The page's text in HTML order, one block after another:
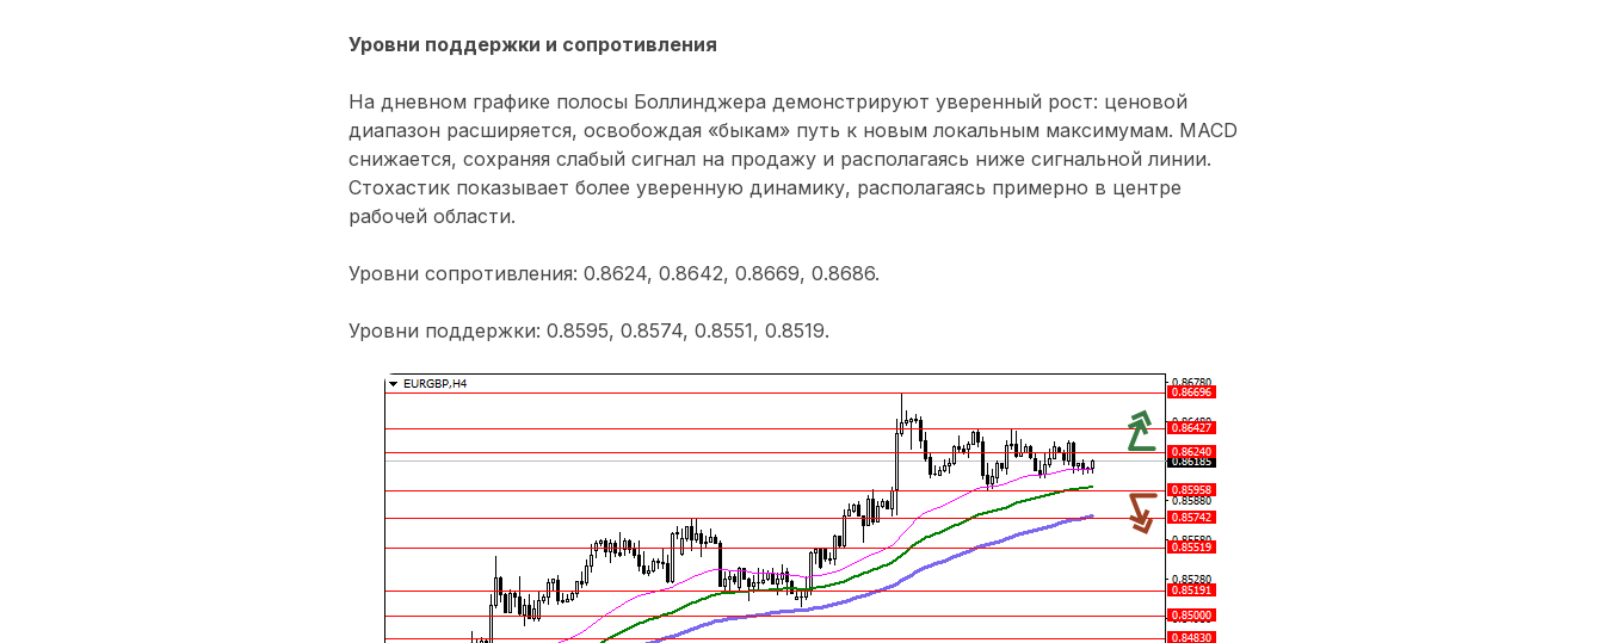
Уровни поддержки и сопротивления
На дневном графике полосы Боллинджера демонстрируют уверенный рост: ценовой
диапазон расширяется, освобождая «быкам» путь к новым локальным максимумам. MACD
снижается, сохраняя слабый сигнал на продажу и располагаясь ниже сигнальной линии.
Стохастик показывает более уверенную динамику, располагаясь примерно в центре
рабочей области.
Уровни сопротивления: 0.8624, 0.8642, 0.8669, 0.8686.
Уровни поддержки: 0.8595, 0.8574, 0.8551, 0.8519.